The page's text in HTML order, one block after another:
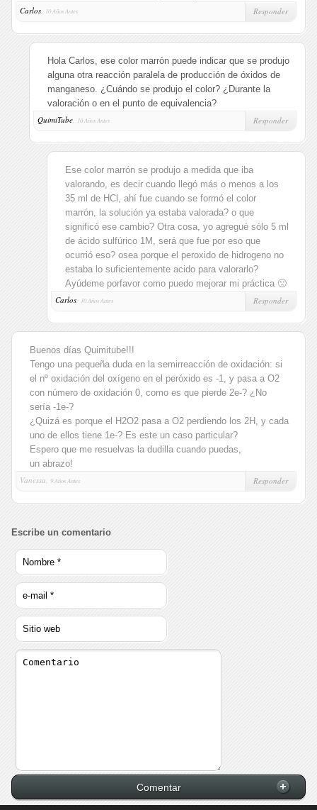
Carlos, 10 Años Antes Responder
Hola Carlos, ese color marrón puede indicar que se produjo
alguna otra reacción paralela de producción de óxidos de
manganeso. ¿Cuándo se produjo el color? ¿Durante la
valoración o en el punto de equivalencia?
QuimiTube, 10 Años Antes Responder
Ese color marrón se produjo a medida que iba
valorando, es decir cuando llegó más o menos a los
35 ml de HCl, ahí fue cuando se formó el color
marrón, la solución ya estaba valorada? o que
significó ese cambio? Otra cosa, yo agregué sólo 5 ml
de ácido sulfúrico 1M, será que fue por eso que
ocurrió eso? osea porque el peroxido de hidrogeno no
estaba lo suficientemente acido para valorarlo?
Ayúdeme porfavor como puedo mejorar mi práctica 🙁
Carlos, 10 Años Antes Responder
Buenos días Quimitube!!!
Tengo una pequeña duda en la semirreacción de oxidación: si
el nº oxidación del oxígeno en el peróxido es -1, y pasa a O2
con número de oxidación 0, como es que pierde 2e-? ¿No
sería -1e-?
¿Quizá es porque el H2O2 pasa a O2 perdiendo los 2H, y cada
uno de ellos tiene 1e-? Es este un caso particular?
Espero que me resuelvas la dudilla cuando puedas,
un abrazo!
Vanessa, 9 Años Antes Responder
Escribe un comentario